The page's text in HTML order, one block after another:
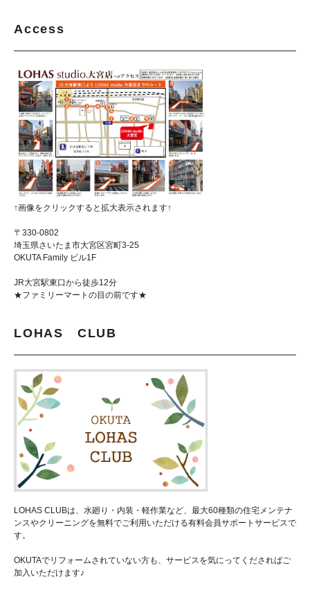
Access
↑画像をクリックすると拡大表示されます↑
〒330-0802
埼玉県さいたま市大宮区宮町3-25
OKUTA Family ビル1F
JR大宮駅東口から徒歩12分
★ファミリーマートの目の前です★
LOHAS CLUB
LOHAS CLUBは、水廻り・内装・軽作業など、最大60種類の住宅メンテナ
ンスやクリーニングを無料でご利用いただける有料会員サポートサービスで
す。
OKUTAでリフォームされていない方も、サービスを気にってくださればご
加入いただけます♪